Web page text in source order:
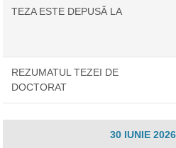
TEZA ESTE DEPUSĂ LA
REZUMATUL TEZEI DE
DOCTORAT
30 IUNIE